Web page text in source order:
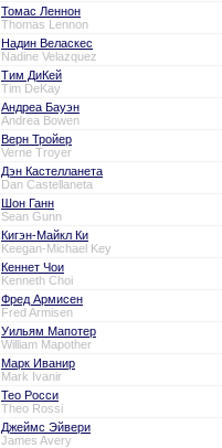
Томас Леннон
Thomas Lennon
Надин Веласкес
Nadine Velazquez
Тим ДиКей
Tim DeKay
Андреа Бауэн
Andrea Bowen
Верн Тройер
Verne Troyer
Дэн Кастелланета
Dan Castellaneta
Шон Ганн
Sean Gunn
Кигэн-Майкл Ки
Keegan-Michael Key
Кеннет Чои
Kenneth Choi
Фред Армисен
Fred Armisen
Уильям Мапотер
William Mapother
Марк Иванир
Mark Ivanir
Тео Росси
Theo Rossi
Джеймс Эйвери
James Avery